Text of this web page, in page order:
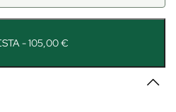
- 105,00 €